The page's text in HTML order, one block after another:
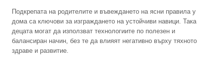
Подкрепата на родителите и въвеждането на ясни правила у
дома са ключови за изграждането на устойчиви навици. Така
децата могат да използват технологиите по полезен и
балансиран начин, без те да влияят негативно върху тяхното
здраве и развитие.